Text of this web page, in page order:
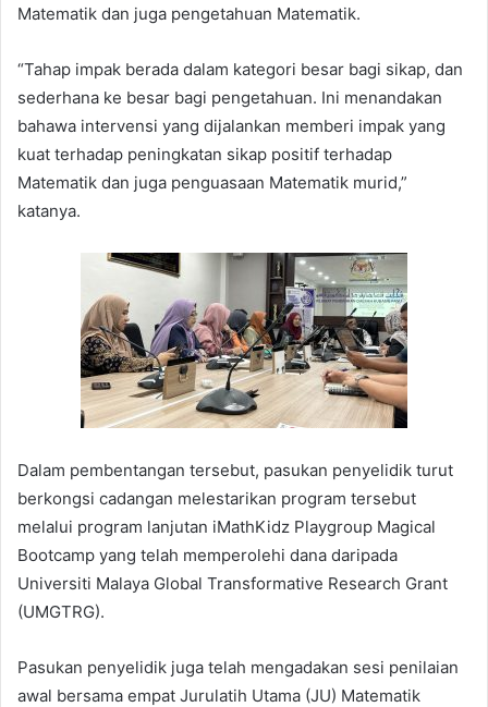
Matematik dan juga pengetahuan Matematik.
“Tahap impak berada dalam kategori besar bagi sikap, dan
sederhana ke besar bagi pengetahuan. Ini menandakan
bahawa intervensi yang dijalankan memberi impak yang
kuat terhadap peningkatan sikap positif terhadap
Matematik dan juga penguasaan Matematik murid,”
katanya.
Dalam pembentangan tersebut, pasukan penyelidik turut
berkongsi cadangan melestarikan program tersebut
melalui program lanjutan iMathKidz Playgroup Magical
Bootcamp yang telah memperolehi dana daripada
Universiti Malaya Global Transformative Research Grant
(UMGTRG).
Pasukan penyelidik juga telah mengadakan sesi penilaian
awal bersama empat Jurulatih Utama (JU) Matematik